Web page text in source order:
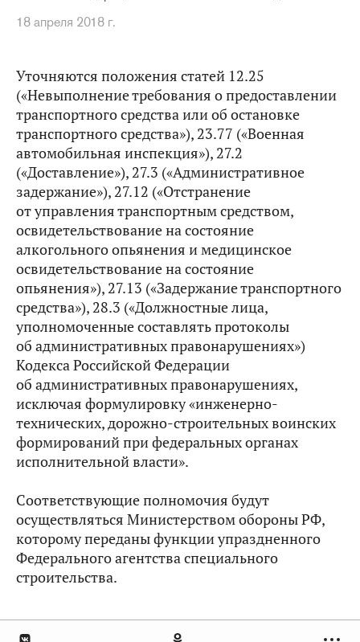
18 апреля 2018 г.
Уточняются положения статей 12.25
(«Невыполнение требования о предоставлении
транспортного средства или об остановке
транспортного средства»), 23.77 («Военная
автомобильная инспекция»), 27.2
(«Доставление»), 27.3 («Административное
задержание»), 27.12 («Отстранение
от управления транспортным средством,
освидетельствование на состояние
алкогольного опьянения и медицинское
освидетельствование на состояние
опьянения»), 27.13 («Задержание транспортного
средства»), 28.3 («Должностные лица,
уполномоченные составлять протоколы
об административных правонарушениях»)
Кодекса Российской Федерации
об административных правонарушениях,
исключая формулировку «инженерно-
технических, дорожно-строительных воинских
формирований при федеральных органах
исполнительной власти».
Соответствующие полномочия будут
осуществляться Министерством обороны РФ,
которому переданы функции упраздненного
Федерального агентства специального
строительства.